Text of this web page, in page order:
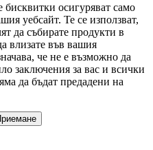
осигуряват само
уебсайт. Те се използват,
да събирате продукти в
влизате във вашия
че не е възможно да
заключения за вас и всички
да бъдат предадени на